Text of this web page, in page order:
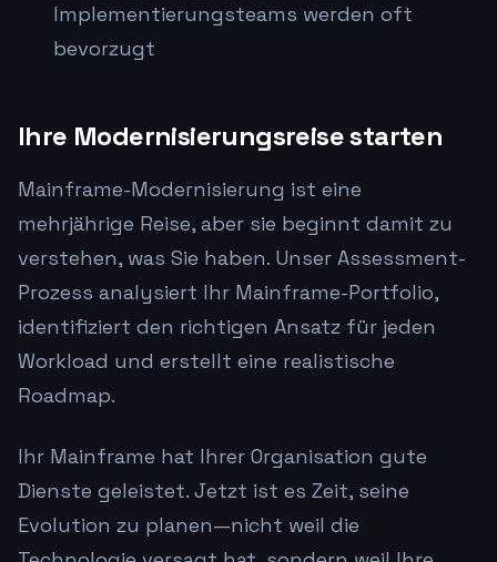
Implementierungsteams werden oft
bevorzugt
Ihre Modernisierungsreise starten
Mainframe-Modernisierung ist eine
mehrjährige Reise, aber sie beginnt damit zu
verstehen, was Sie haben. Unser Assessment-
Prozess analysiert Ihr Mainframe-Portfolio,
identifiziert den richtigen Ansatz für jeden
Workload und erstellt eine realistische
Roadmap.
Ihr Mainframe hat Ihrer Organisation gute
Dienste geleistet. Jetzt ist es Zeit, seine
Evolution zu planen—nicht weil die